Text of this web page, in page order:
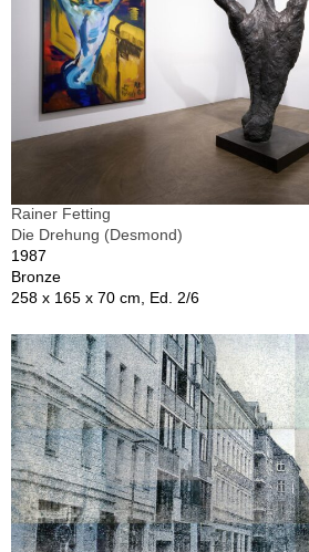
Rainer Fetting
Die Drehung (Desmond)
1987
Bronze
258 x 165 x 70 cm, Ed. 2/6